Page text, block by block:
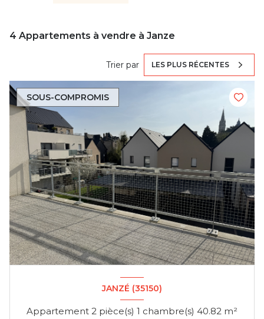
4 Appartements à vendre à Janze
Trier par LES PLUS RÉCENTES
SOUS-COMPROMIS
JANZÉ (35150)
Appartement 2 pièce(s) 1 chambre(s) 40.82 m²